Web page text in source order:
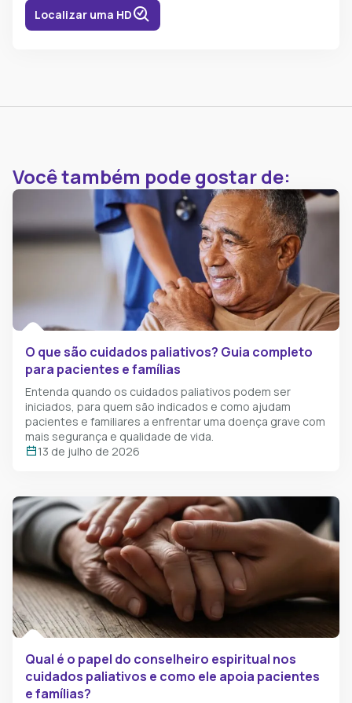
Localizar uma HD
Você também pode gostar de:
O que são cuidados paliativos? Guia completo
para pacientes e famílias
Entenda quando os cuidados paliativos podem ser
iniciados, para quem são indicados e como ajudam
pacientes e familiares a enfrentar uma doença grave com
mais segurança e qualidade de vida.
13 de julho de 2026
Qual é o papel do conselheiro espiritual​ nos
cuidados paliativos e como ele apoia pacientes
e famílias?